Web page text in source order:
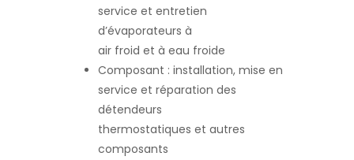
service et entretien
d’évaporateurs à
air froid et à eau froide
Composant : installation, mise en
service et réparation des
détendeurs
thermostatiques et autres
composants